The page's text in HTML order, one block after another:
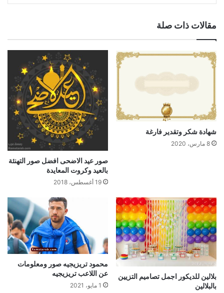
مقالات ذات صلة
شهادة شكر وتقدير فارغة
8 مارس، 2020
صور عيد الاضحى افضل صور التهنئة
بالعيد وكروت المعايدة
19 أغسطس، 2018
بلالين للديكور اجمل تصاميم التزيين
بالبلالين
محمود تريزيجيه صور ومعلومات
عن اللاعب تريزيجيه
1 مايو، 2021